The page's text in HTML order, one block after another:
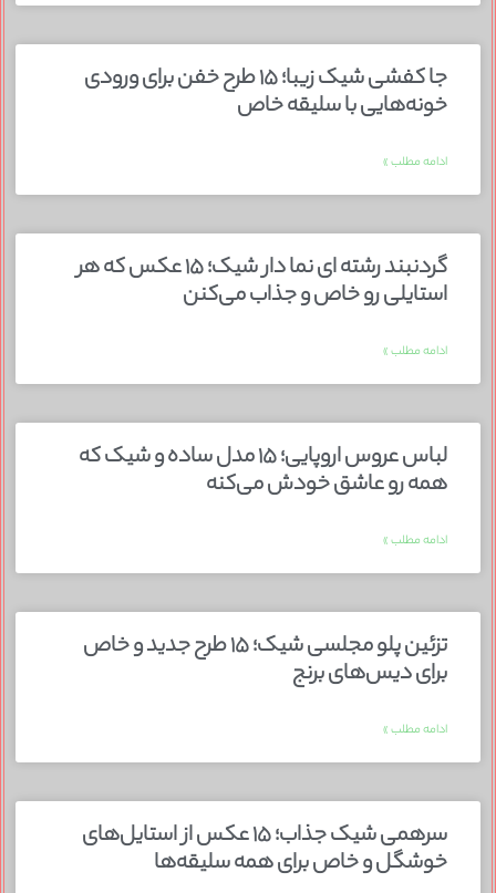
جا کفشی شیک زیبا؛ ۱۵ طرح خفن برای ورودی
خونه‌هایی با سلیقه خاص
ادامه مطلب »
گردنبند رشته ای نما دار شیک؛ ۱۵ عکس که هر
استایلی رو خاص و جذاب می‌کنن
ادامه مطلب »
لباس عروس اروپایی؛ ۱۵ مدل ساده و شیک که
همه رو عاشق خودش می‌کنه
ادامه مطلب »
تزئین پلو مجلسی شیک؛ ۱۵ طرح جدید و خاص
برای دیس‌های برنج
ادامه مطلب »
سرهمی شیک جذاب؛ ۱۵ عکس از استایل‌های
خوشگل و خاص برای همه سلیقه‌ها